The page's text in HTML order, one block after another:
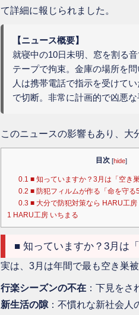
て詳細に報じられました。
【ニュース概要】
就寝中の10日未明、窓を割る
テープで拘束。金庫の場所を
人は携帯電話で指示を受けて
で切断。非常に計画的で凶悪
このニュースの影響もあり、大
目次 [hide]
0.1 ■ 知っていますか？3月は「空き
0.2 ■ 防犯フィルムが作る「命を守る5
0.3 ■ 大分で防犯対策なら HARU工房
1 HARU工房 いちまる
■ 知っていますか？3月は
実は、3月は年間で最も空き巣
行楽シーズンの不在 ：下見をさ
新生活の隙：不慣れな新社会人